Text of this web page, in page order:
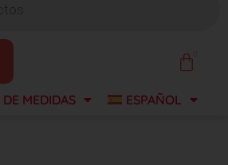
MEDIDAS ESPAÑOL